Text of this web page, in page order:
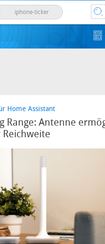
iphone-ticker
Home Assistant
Range: Antenne